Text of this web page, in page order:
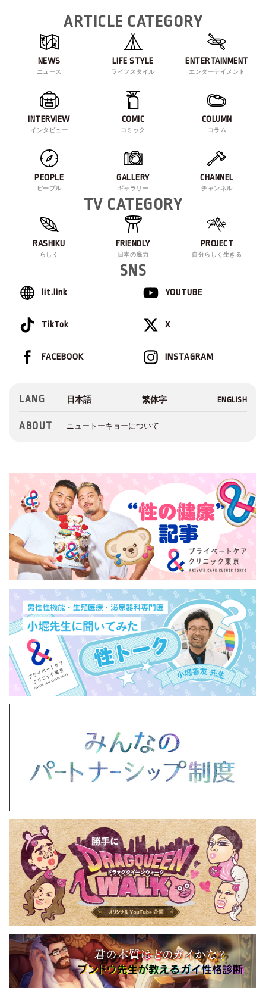
ARTICLE CATEGORY
NEWS
ニュース
LIFE STYLE
ライフスタイル
ENTERTAINMENT
エンターテイメント
INTERVIEW
インタビュー
COMIC
コミック
COLUMN
コラム
PEOPLE
ピープル
GALLERY
ギャラリー
CHANNEL
チャンネル
TV CATEGORY
RASHIKU
らしく
FRIENDLY
日本の底力
PROJECT
自分らしく生きる
SNS
lit.link YOUTUBE
TikTok X
INSTAGRAM
FACEBOOK
LANG
ABOUT ニュートーキョーについて